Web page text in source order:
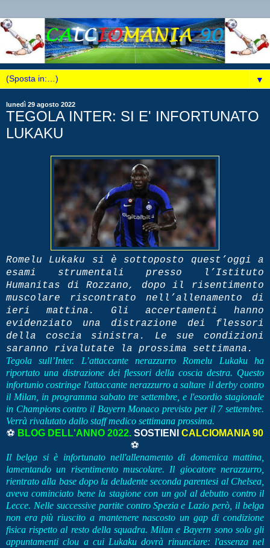
▼
lunedì 29 agosto 2022
TEGOLA INTER: SI E' INFORTUNATO
LUKAKU
Romelu Lukaku si è sottoposto quest’oggi a
esami strumentali presso l’Istituto
Humanitas di Rozzano, dopo il risentimento
muscolare riscontrato nell’allenamento di
ieri mattina. Gli accertamenti hanno
evidenziato una distrazione dei flessori
della coscia sinistra. Le sue condizioni
saranno rivalutate la prossima settimana.
Tegola sull’Inter. L’attaccante nerazzurro Romelu Lukaku ha
riportato una distrazione dei flessori della coscia destra. Questo
infortunio costringe l'attaccante nerazzurro a saltare il derby contro
il Milan, in programma sabato tre settembre, e l'esordio stagionale
in Champions contro il Bayern Monaco previsto per il 7 settembre.
Verrà rivalutato dallo staff medico settimana prossima.
⚽ BLOG DELL'ANNO 2022. SOSTIENI CALCIOMANIA 90
⚽
Il belga si è infortunato nell'allenamento di domenica mattina,
lamentando un risentimento muscolare. Il giocatore nerazzurro,
rientrato alla base dopo la deludente seconda parentesi al Chelsea,
aveva cominciato bene la stagione con un gol al debutto contro il
Lecce. Nelle successive partite contro Spezia e Lazio però, il belga
non era più riuscito a mantenere nascosto un gap di condizione
fisica rispetto al resto della squadra. Milan e Bayern sono solo gli
appuntamenti clou a cui Lukaku dovrà rinunciare: l'assenza nel